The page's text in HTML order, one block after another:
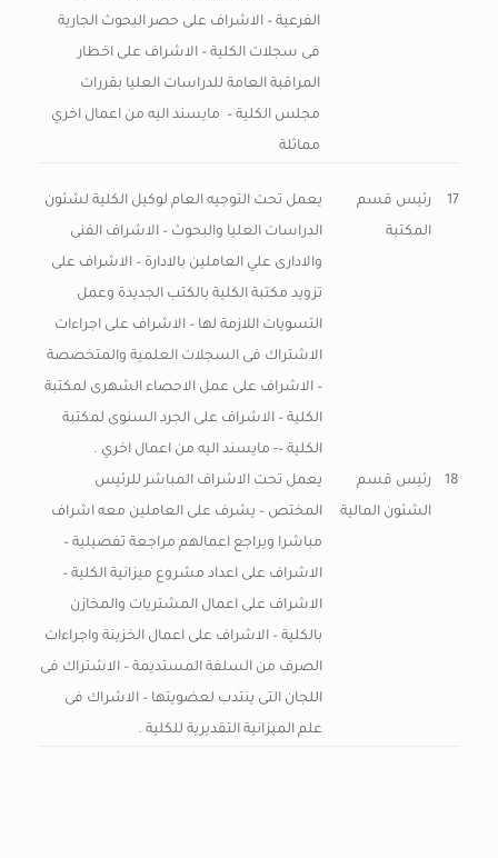
الفرعية – الاشراف على حصر البحوث الجارية
فى سجلات الكلية – الاشراف على اخطار
المراقبة العامة للدراسات العليا بقررات
مجلس الكلية – مايسند اليه من اعمال اخري
مماثلة
17
رئيس قسم
المكتبة
يعمل تحت التوجيه العام لوكيل الكلية لشئون
الدراسات العليا والبحوث – الاشراف الفنى
والادارى علي العاملين بالادارة – الاشراف على
تزويد مكتبة الكلية بالكتب الجديدة وعمل
التسويات اللازمة لها – الاشراف على اجراءات
الاشتراك فى السجلات العلمية والمتخصصة
– الاشراف على عمل الاحصاء الشهرى لمكتبة
الكلية – الاشراف على الجرد السنوى لمكتبة
الكلية –- مايسند اليه من اعمال اخري .
18
رئيس قسم
الشئون المالية
يعمل تحت الاشراف المباشر للرئيس
المختص – يشرف على العاملين معه اشراف
مباشرا ويراجع اعمالهم مراجعة تفصيلية –
الاشراف على اعداد مشروع ميزانية الكلية –
الاشراف على اعمال المشتريات والمخازن
بالكلية – الاشراف على اعمال الخزينة واجراءات
الصرف من السلفة المستديمة – الاشتراك فى
اللجان التى ينتدب لعضويتها – الاشراك فى
علم الميزانية التقديرية للكلية .